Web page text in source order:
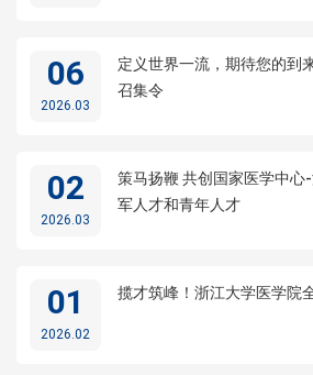
06
2026.03
定义世界一流，期待您的到
召集令
02
2026.03
策马扬鞭 共创国家医学中心
军人才和青年人才
01
2026.02
揽才筑峰！浙江大学医学院